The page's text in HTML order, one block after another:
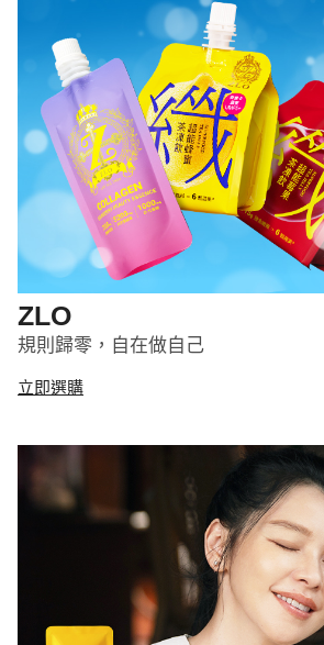
ZLO
規則歸零，自在做自己
立即選購